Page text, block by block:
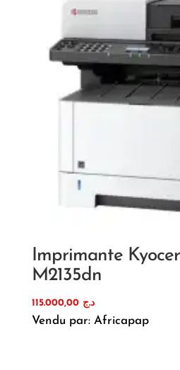
Imprimante
M2135dn
د.ج 115.000,00
Vendu par: Africapap